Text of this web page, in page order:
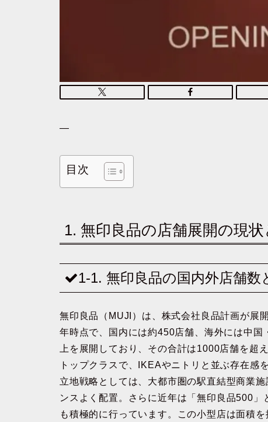
—
目次
1. 無印良品の店舗展開の現
1-1. 無印良品の国内外店舗数
無印良品（MUJI）は、株式会社良品計画が展
年時点で、国内には約450店舗、海外には中
上を展開しており、その合計は1000店舗を超
トップクラスで、IKEAやニトリと並ぶ存在感
立地戦略としては、大都市圏の駅直結型商業
ンスよく配置。さらに近年は「無印良品500
も積極的に行っています。この小型店は面積